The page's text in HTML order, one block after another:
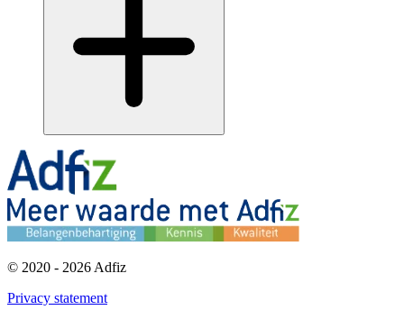
© 2020 - 2026 Adfiz
Privacy statement